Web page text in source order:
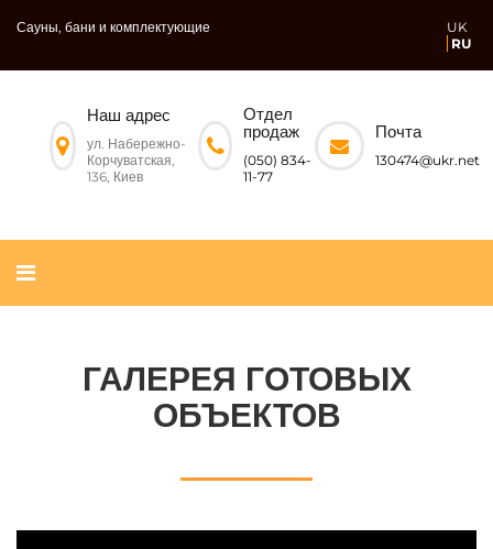
Сауны, бани и комплектующие
UK
RU
Наш адрес
ул. Набережно-
Корчуватская,
136, Киев
Отдел
продаж
(050) 834-
11-77
Почта
130474@ukr.net
ГАЛЕРЕЯ ГОТОВЫХ
ОБЪЕКТОВ